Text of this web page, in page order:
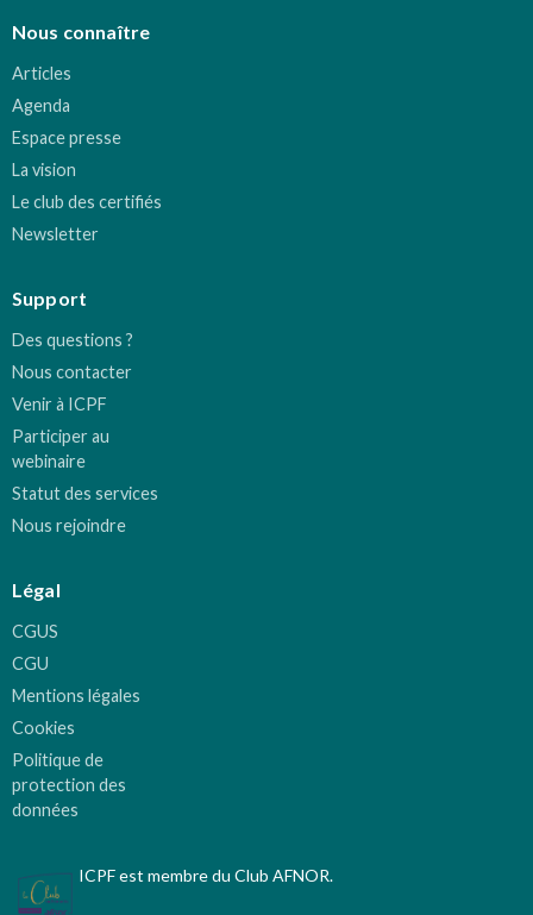
Nous connaître
Articles
Agenda
Espace presse
La vision
Le club des certifiés
Newsletter
Support
Des questions ?
Nous contacter
Venir à ICPF
Participer au
webinaire
Statut des services
Nous rejoindre
Légal
CGUS
CGU
Mentions légales
Cookies
Politique de
protection des
données
ICPF est membre du Club AFNOR.